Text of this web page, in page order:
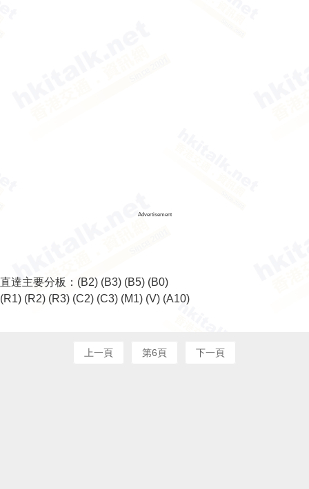
Advertisement
直達主要分板： (B2) (B3) (B5) (B0)
(R1) (R2) (R3) (C2) (C3) (M1) (V) (A10)
上一頁 第6頁 下一頁